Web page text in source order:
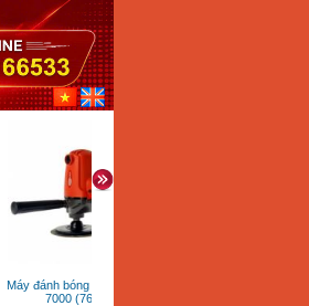
Máy đánh bóng Keyang DS
7000 (760W)